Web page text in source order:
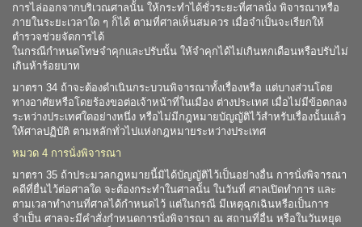
การไล่ออกจากบริเวณศาลนั้น ให้กระทำได้ชั่วระยะที่ศาลนั่ง พิจารณาหรือ
ภายในระยะเวลาใด ๆ ก็ได้ ตามที่ศาลเห็นสมควร เมื่อจำเป็นจะเรียกให้
ตำรวจช่วยจัดการได้
ในกรณีกำหนดโทษจำคุกและปรับนั้น ให้จำคุกได้ไม่เกินหกเดือนหรือปรับไม่
เกินห้าร้อยบาท
มาตรา 34 ถ้าจะต้องดำเนินกระบวนพิจารณาทั้งเรื่องหรือ แต่บางส่วนโดย
ทางอาศัยหรือโดยร้องขอต่อเจ้าหน้าที่ในเมือง ต่างประเทศ เมื่อไม่มีข้อตกลง
ระหว่างประเทศใดอย่างหนึ่ง หรือไม่มีกฎหมายบัญญัติไว้สำหรับเรื่องนั้นแล้ว
ให้ศาลปฏิบัติ ตามหลักทั่วไปแห่งกฎหมายระหว่างประเทศ
หมวด 4 การนั่งพิจารณา
มาตรา 35 ถ้าประมวลกฎหมายนี้มิได้บัญญัติไว้เป็นอย่างอื่น การนั่งพิจารณา
คดีที่ยื่นไว้ต่อศาลใด จะต้องกระทำในศาลนั้น ในวันที่ ศาลเปิดทำการ และ
ตามเวลาทำงานที่ศาลได้กำหนดไว้ แต่ในกรณี มีเหตุฉุกเฉินหรือเป็นการ
จำเป็น ศาลจะมีคำสั่งกำหนดการนั่งพิจารณา ณ สถานที่อื่น หรือในวันหยุด